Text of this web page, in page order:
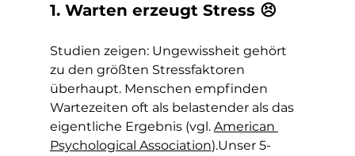
1. Warten erzeugt Stress 😣
Studien zeigen: Ungewissheit gehört
zu den größten Stressfaktoren
überhaupt. Menschen empfinden
Wartezeiten oft als belastender als das
eigentliche Ergebnis (vgl. American
Psychological Association).Unser 5-